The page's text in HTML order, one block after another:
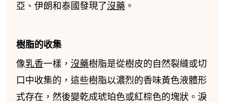
亞、伊朗和泰國發現了沒藥 。
樹脂的收集
像乳香一樣， 沒藥樹脂是從樹皮的自然裂縫或切
口中收集的，這些樹脂以濃烈的香味黃色液體形
式存在，然後變乾成琥珀色或紅棕色的塊狀。淚